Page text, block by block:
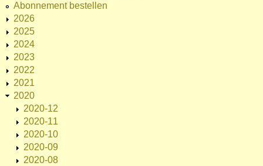
Abonnement bestellen
2026
2025
2024
2023
2022
2021
2020
2020-12
2020-11
2020-10
2020-09
2020-08